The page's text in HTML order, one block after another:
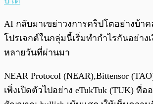
AI กลับมาเขย่าวงการคริปโตอย่างบ้า
โปรเจกต์ในกลุ่มนี้เริ่มทำกำไรกันอย่าง
หลายวันที่ผ่านมา
NEAR Protocol (NEAR),Bittensor
เพิ่งเปิดตัวไปอย่าง eTukTuk (TUK) ที่